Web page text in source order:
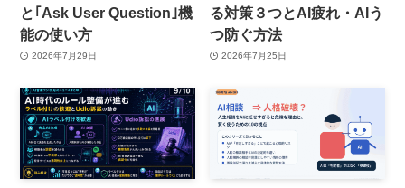
と｢Ask User Question｣機
能の使い方
2026年7月29日
る対策３つとAI疲れ・AIう
つ防ぐ方法
2026年7月25日